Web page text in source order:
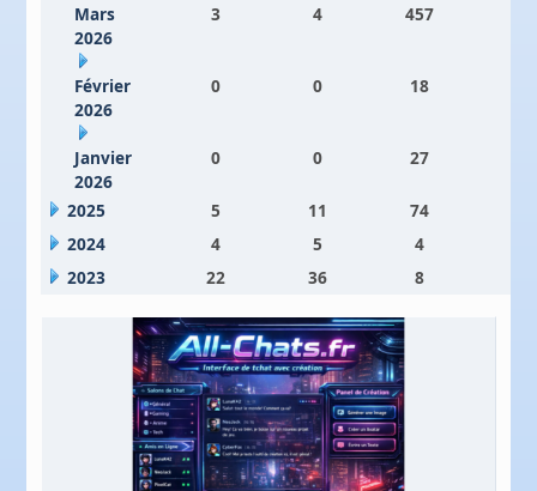
Mars
2026
3 4 457
Février
2026
0 0 18
Janvier
2026
0 0 27
2025 5 11 74
2024
4 5 4
2023
22 36 8